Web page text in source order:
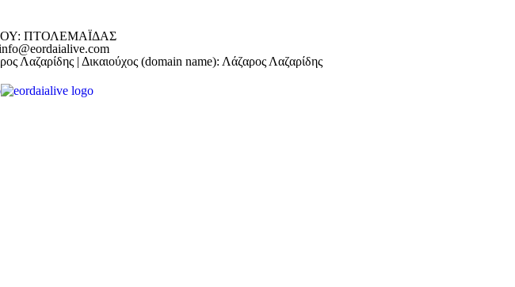
| ΔΟΥ: ΠΤΟΛΕΜΑΪΔΑΣ
Λαζαρίδης | Δικαιούχος (domain name): Λάζαρος Λαζαρίδης